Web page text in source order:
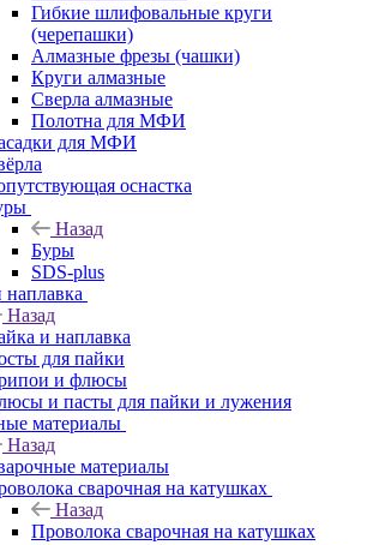
Гибкие шлифовальные круги
(черепашки)
Алмазные фрезы (чашки)
Круги алмазные
Сверла алмазные
Полотна для МФИ
для МФИ
оснастка
Назад
Буры
SDS-plus
Назад
и наплавка
для пайки
и флюсы
и пасты для пайки и лужения
материалы
Назад
материалы
сварочная на катушках
Назад
Проволока сварочная на катушках